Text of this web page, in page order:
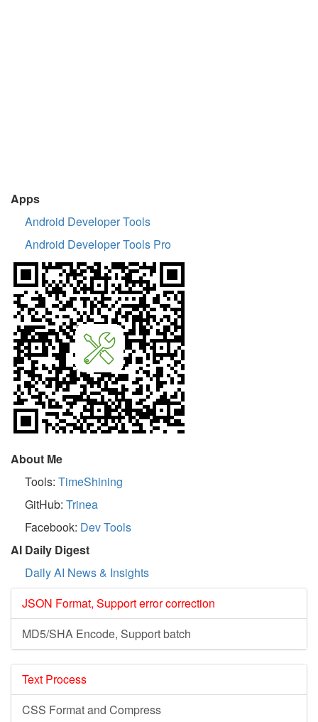
Apps
Android Developer Tools
Android Developer Tools Pro
About Me
Tools: TimeShining
GitHub: Trinea
Facebook: Dev Tools
AI Daily Digest
Daily AI News & Insights
JSON Format, Support error correction
MD5/SHA Encode, Support batch
Text Process
CSS Format and Compress